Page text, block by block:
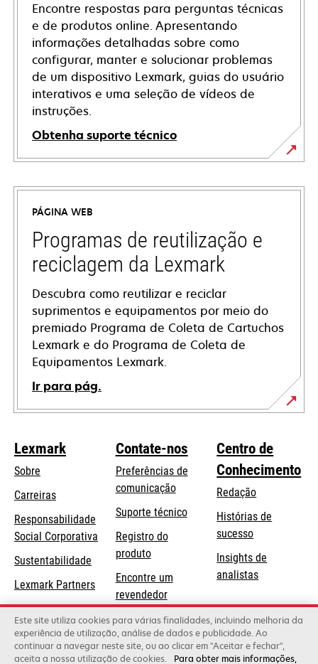
Encontre respostas para perguntas técnicas
e de produtos online. Apresentando
informações detalhadas sobre como
configurar, manter e solucionar problemas
de um dispositivo Lexmark, guias do usuário
interativos e uma seleção de vídeos de
instruções.
Obtenha suporte técnico
opens
in
new
tab
PÁGINA WEB
Programas de reutilização e
reciclagem da Lexmark
Descubra como reutilizar e reciclar
suprimentos e equipamentos por meio do
premiado Programa de Coleta de Cartuchos
Lexmark e do Programa de Coleta de
Equipamentos Lexmark.
Ir para pág.
Lexmark
Sobre
Carreiras
Responsabilidade
Social Corporativa opens
new
tab
Sustentabilidade
Lexmark Partners
Contate-nos
Preferências de
comunicação
Suporte técnicoopens
Registro do
produto
Encontre um
revendedor
Lista de
atacadistas
Centro de
Conhecimento
Redação
Histórias de
sucesso
Insights de
analistas
Este site utiliza cookies para várias finalidades, incluindo melhoria da
experiência de utilização, análise de dados e publicidade. Ao
continuar a navegar neste site, ou ao clicar em "Aceitar e fechar",
aceita a nossa utilização de cookies.
Para obter mais informações,